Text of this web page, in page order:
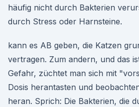
häufig nicht durch Bakterien
durch Stress oder Harnsteine.
kann es AB geben, die Katzen
vertragen. Zum andern, und das
Gefahr, züchtet man sich mit
Dosis herantasten und
heran. Sprich: Die Bakterien, die